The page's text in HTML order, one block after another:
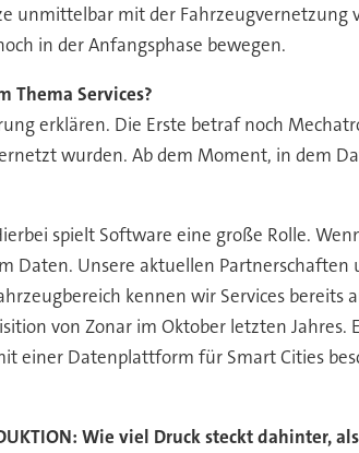
unmittelbar mit der Fahrzeugvernetzung
in der Anfangsphase bewegen.
Thema Services?
erklären. Die Erste betraf noch
wurden. Ab dem Moment, in dem
spielt Software eine große Rolle.
Daten. Unsere aktuellen
kennen wir Services
von Zonar im Oktober letzten
einer Datenplattform für Smart Cities
Wie viel Druck steckt dahinter,